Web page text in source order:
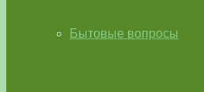
Бытовые вопросы